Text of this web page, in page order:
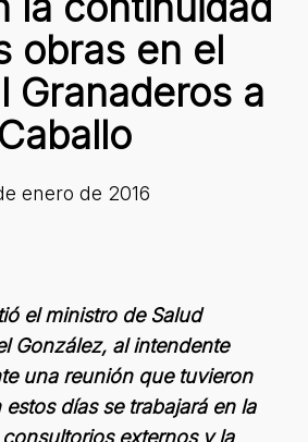
obras en el
Granaderos a
Caballo
enero de 2016
el ministro de Salud
González, al intendente
una reunión que tuvieron
estos días se trabajará en la
externos y la